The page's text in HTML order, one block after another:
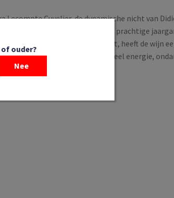
Lecompte Cuvelier, de dynamische nicht van
begint haar bestuur met een prachtige
Cabernet Franc, 2% Petit Verdot, heeft de wijn
open en fris in de mond met veel energie,
of ouder?
Nee